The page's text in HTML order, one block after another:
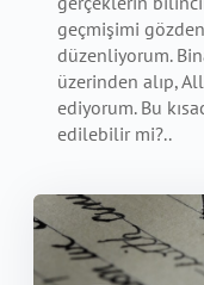
geçmişimi
düzenliyorum.
üzerinden alıp,
ediyorum. Bu
edilebilir mi?..